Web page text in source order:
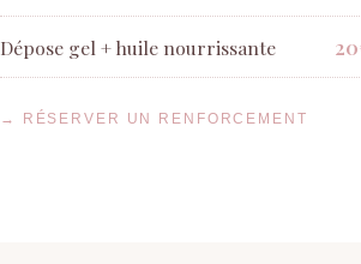
Dépose gel + huile nourrissante
→ RÉSERVER UN RENFORCEMENT